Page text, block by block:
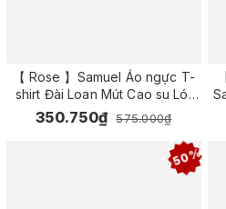
【 Rose 】Samuel Áo ngực T-
shirt Đài Loan Mút Cao su Lót
Vải Tactel siêu mềm viền ren
cao cấp nguyên ngực ( Màu Da
350.750₫ 575.000₫
50%